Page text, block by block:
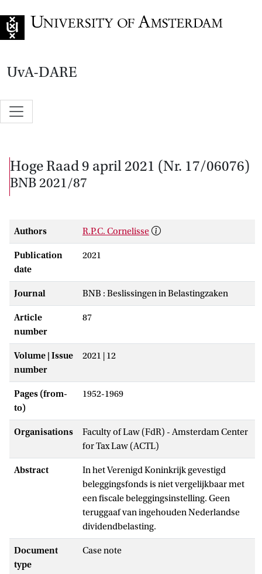
UvA-DARE
Hoge Raad 9 april 2021 (Nr. 17/06076)
BNB 2021/87
Authors R.P.C. Cornelisse
Publication
date
2021
Journal BNB : Beslissingen in Belastingzaken
Article
number
87
Volume | Issue
number
2021 | 12
Pages (from-
to)
1952-1969
Organisations
Faculty of Law (FdR) - Amsterdam Center
for Tax Law (ACTL)
Abstract
In het Verenigd Koninkrijk gevestigd
beleggingsfonds is niet vergelijkbaar met
een fiscale beleggingsinstelling. Geen
teruggaaf van ingehouden Nederlandse
dividendbelasting.
Document
type
Case note